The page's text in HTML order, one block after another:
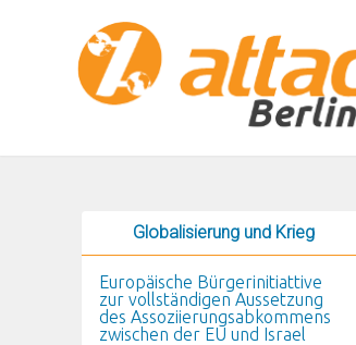
Globalisierung und Krieg
Europäische Bürgerinitiattive
zur vollständigen Aussetzung
des Assoziierungsabkommens
zwischen der EU und Israel